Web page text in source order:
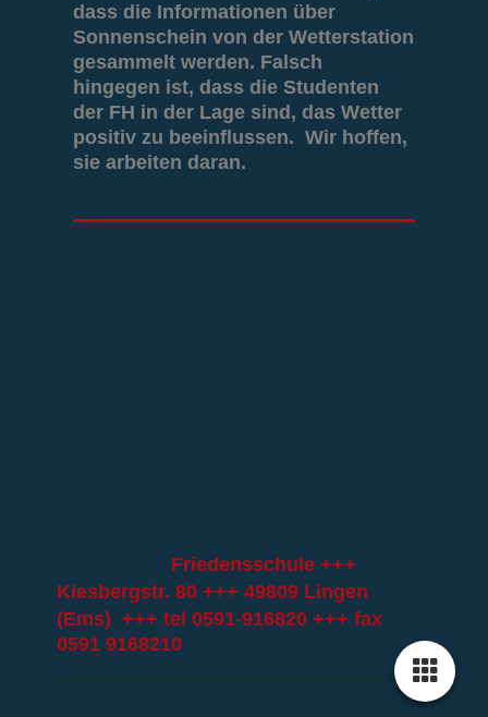
dass die Informationen über
Sonnenschein von der Wetterstation
gesammelt werden. Falsch
hingegen ist, dass die Studenten
der FH in der Lage sind, das Wetter
positiv zu beeinflussen. Wir hoffen,
sie arbeiten daran.
Friedensschule +++
Kiesbergstr. 80 +++ 49809 Lingen
(Ems) +++ tel0591-916820 +++ fax
0591 9168210